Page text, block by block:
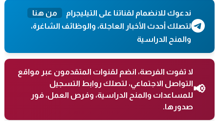
ندعوك للانضمام لقناتنا على التيليجرام
من هنا
لتصلك أحدث الأخبار العاجلة، والوظائف الشاغرة،
والمنح الدراسية
📢
لا تفوت الفرصة، انضم لقنوات المتقدمون عبر مواقع
التواصل الاجتماعي، لتصلك روابط التسجيل
للمساعدات والمنح الدراسية، وفرص العمل، فور
صدورها.